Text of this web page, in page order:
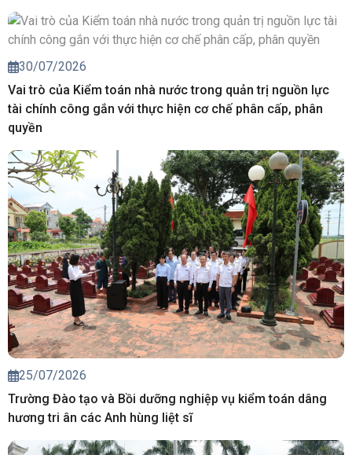
30/07/2026
Vai trò của Kiểm toán nhà nước trong quản trị nguồn lực
tài chính công gắn với thực hiện cơ chế phân cấp, phân
quyền
25/07/2026
Trường Đào tạo và Bồi dưỡng nghiệp vụ kiểm toán dâng
hương tri ân các Anh hùng liệt sĩ